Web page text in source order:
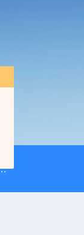
CZD-85超声波水